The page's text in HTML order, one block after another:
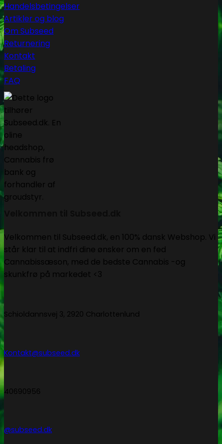
Handelsbetingelser
Artikler og blog
Om Subseed
Returnering
Kontakt
Betaling
FAQ
Velkommen til Subseed.dk, en 100% dansk Webshop. Vi
står klar til at indfri dine ønsker om en fed
Cannabissæson, med de bedste Cannabis -og
skunkfrø på markedet <3
Schioldannsvej 3, 2920 Charlottenlund
Kontakt@subseed.dk
40690956
@subseed.dk